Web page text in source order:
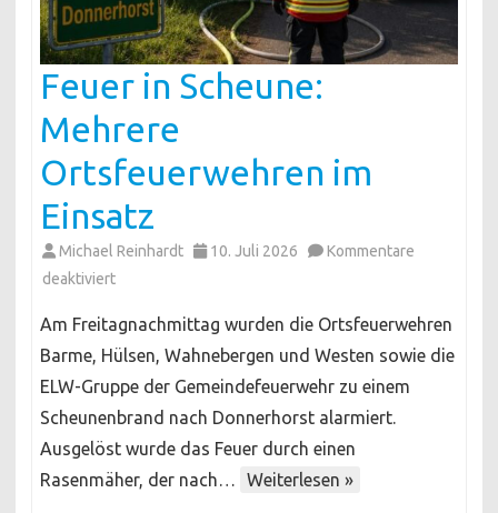
Feuer in Scheune:
Mehrere
Ortsfeuerwehren im
Einsatz
Michael Reinhardt 10. Juli 2026
Kommentare
deaktiviertfür
in
Scheune:
Mehrere
Ortsfeuerwehren
im
Einsatz
Am Freitagnachmittag wurden die Ortsfeuerwehren
Barme, Hülsen, Wahnebergen und Westen sowie die
ELW-Gruppe der Gemeindefeuerwehr zu einem
Scheunenbrand nach Donnerhorst alarmiert.
Ausgelöst wurde das Feuer durch einen
Rasenmäher, der nach…
Weiterlesen »